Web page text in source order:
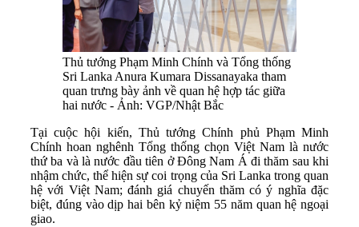
Thủ tướng Phạm Minh Chính và Tổng thống
Sri Lanka Anura Kumara Dissanayaka tham
quan trưng bày ảnh về quan hệ hợp tác giữa
hai nước - Ảnh: VGP/Nhật Bắc
Tại cuộc hội kiến, Thủ tướng Chính phủ Phạm Minh
Chính hoan nghênh Tổng thống chọn Việt Nam là nước
thứ ba và là nước đầu tiên ở Đông Nam Á đi thăm sau khi
nhậm chức, thể hiện sự coi trọng của Sri Lanka trong quan
hệ với Việt Nam; đánh giá chuyến thăm có ý nghĩa đặc
biệt, đúng vào dịp hai bên kỷ niệm 55 năm quan hệ ngoại
giao.